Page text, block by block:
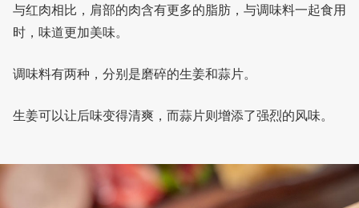
与红肉相比，肩部的肉含有更多的脂肪，与调味料一起食用
时，味道更加美味。
调味料有两种，分别是磨碎的生姜和蒜片。
生姜可以让后味变得清爽，而蒜片则增添了强烈的风味。